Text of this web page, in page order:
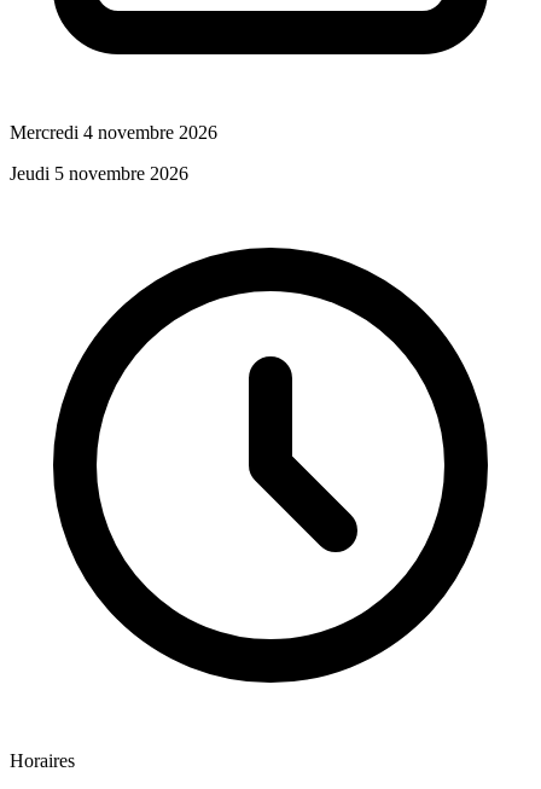
Mercredi 4 novembre 2026
Jeudi 5 novembre 2026
Horaires